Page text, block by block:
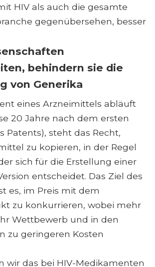
HIV als auch die gesamte
gegenübersehen, besser
behindern sie die
von Generika
eines Arzneimittels abläuft
20 Jahre nach dem ersten
Patents), steht das Recht,
zu kopieren, in der Regel
sich für die Erstellung einer
entscheidet. Das Ziel des
es, im Preis mit dem
zu konkurrieren, wobei mehr
Wettbewerb und in den
zu geringeren Kosten
wir das bei HIV-Medikamenten